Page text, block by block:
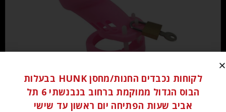
₪140.00
לקוחות נכבדים החנות/מחסן HUNK בבעלות
הבוס הגדול ממוקמת ברחוב בנבנשתי 6 תל
אביב שעות הפתיחה יום ראשון עד שישי